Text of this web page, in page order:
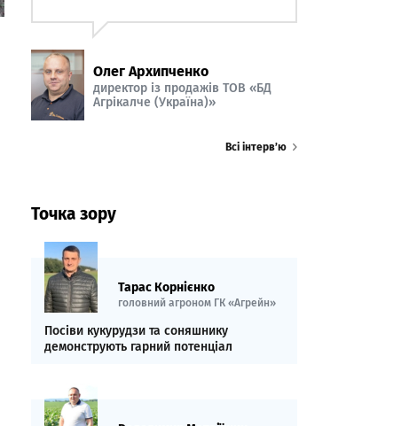
Олег Архипченко
директор із продажів ТОВ «БД
Агрікалче (Україна)»
Всі інтерв’ю
Точка зору
Тарас Корнієнко
головний агроном ГК «Агрейн»
Посіви кукурудзи та соняшнику
демонструють гарний потенціал